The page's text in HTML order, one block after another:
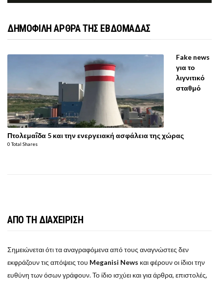
ΔΗΜΟΦΙΛΗ ΑΡΘΡΑ ΤΗΣ ΕΒΔΟΜΑΔΑΣ
Fake news
για το
λιγνιτικό
σταθμό
Πτολεμαΐδα 5 και την ενεργειακή ασφάλεια της χώρας
0 Total Shares
ΑΠΟ ΤΗ ΔΙΑΧΕΙΡΙΣΗ
Σημειώνεται ότι τα αναγραφόμενα από τους αναγνώστες δεν
εκφράζουν τις απόψεις του Meganisi News και φέρουν οι ίδιοι την
ευθύνη των όσων γράφουν. Το ίδιο ισχύει και για άρθρα, επιστολές,